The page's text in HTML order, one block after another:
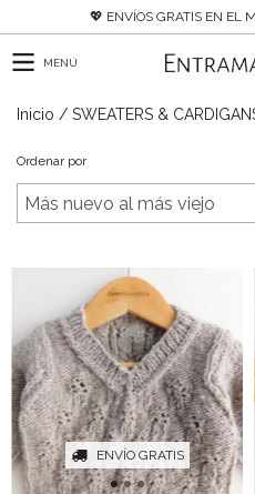
💖 ENVÍOS GRATIS EN EL
MENÚ
Inicio / SWEATERS &
Ordenar por
ENVÍO GRATIS